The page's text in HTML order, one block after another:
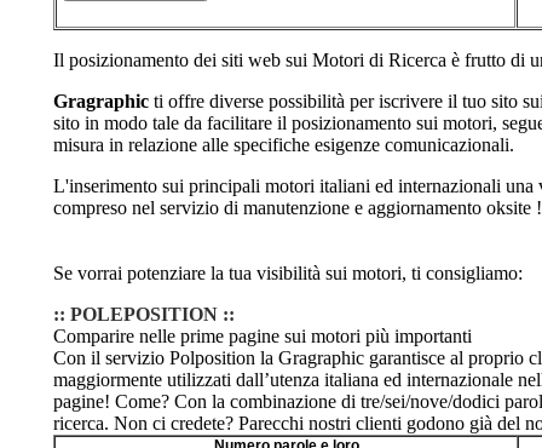
Il posizionamento dei siti web sui Motori di Ricerca è frutto di
Gragraphic ti offre diverse possibilità per iscrivere il tuo sito
sito in modo tale da facilitare il posizionamento sui motori,
misura in relazione alle specifiche esigenze comunicazionali.
L'inserimento sui principali motori italiani ed internazionali una
compreso nel servizio di manutenzione e aggiornamento oksite !
Se vorrai potenziare la tua visibilità sui motori, ti consigliamo:
:: POLEPOSITION ::
Comparire nelle prime pagine sui motori più importanti
Con il servizio Polposition la Gragraphic garantisce al proprio
maggiormente utilizzati dall’utenza italiana ed internazionale
pagine! Come? Con la combinazione di tre/sei/nove/dodici
ricerca. Non ci credete? Parecchi nostri clienti godono già del